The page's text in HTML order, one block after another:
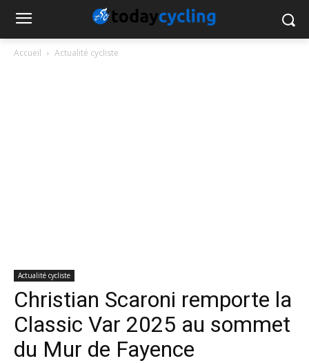
Accueil Actualité cycliste
Actualité cycliste
Christian Scaroni remporte la
Classic Var 2025 au sommet
du Mur de Fayence